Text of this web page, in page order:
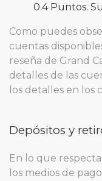
0.4 Puntos.
Como puedes
cuentas
reseña de Grand
detalles de las
los detalles en los
Depósitos y
En lo que
los medios de